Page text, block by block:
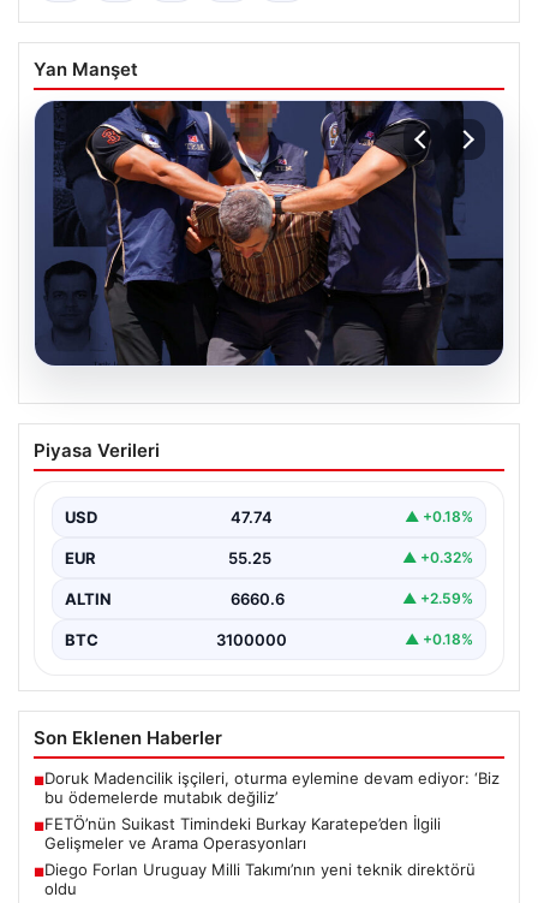
Yan Manşet
FETÖ’nün Suikast Timindeki Burkay
Karatepe’den İlgili Gelişmeler ve Arama
15 Temmuz darbe girişimi sırasında Cumhurbaşkanı
planında yer…
Piyasa Verileri
USD 47.74 ▲ +0.18%
EUR 55.25 ▲ +0.32%
ALTIN 6660.6 ▲ +2.59%
BTC 3100000 ▲ +0.18%
Son Eklenen Haberler
■Doruk Madencilik işçileri, oturma eylemine devam ediyor: ‘Biz
bu ödemelerde mutabık değiliz’
■FETÖ’nün Suikast Timindeki Burkay Karatepe’den İlgili
Gelişmeler ve Arama Operasyonları
■Diego Forlan Uruguay Milli Takımı’nın yeni teknik direktörü
oldu